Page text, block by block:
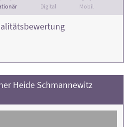
Digital Mobil
Heide Schmannewitz